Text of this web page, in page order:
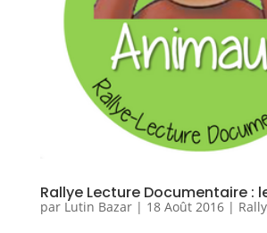
Rallye Lecture Documentaire :
par Lutin Bazar| 18 Août 2016|